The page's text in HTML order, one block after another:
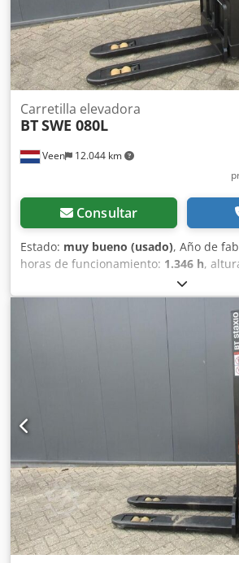
Veen 12.044 km
Carretilla elevadora
BTSWE 080L
Consultar
Estado: muy bueno (usado), Año de
horas de funcionamiento: 1.346 h,
1.580 mm
eléctrico, longitud de la horquilla:
, color:
, MMA (zGG):
carga: 2.000 kg NUEVAS celdas de
cargador integrado de 220V, doble
inicial, capacidad de elevación de las
capacidad de elevación del mástil 800
las horquillas 1150 x 570 mm, ruedas
horquillas. Dcsdpfx Anjzqpbpjmsk